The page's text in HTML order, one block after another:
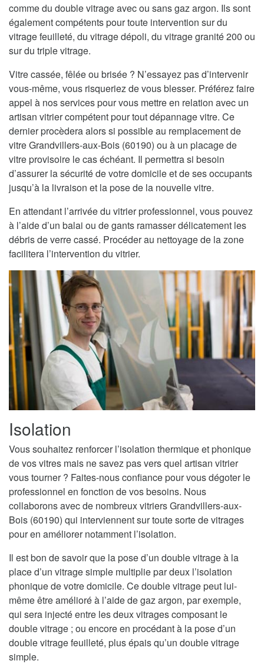
comme du double vitrage avec ou sans gaz argon. Ils sont
également compétents pour toute intervention sur du
vitrage feuilleté, du vitrage dépoli, du vitrage granité 200 ou
sur du triple vitrage.
Vitre cassée, fêlée ou brisée ? N’essayez pas d’intervenir
vous-même, vous risqueriez de vous blesser. Préférez faire
appel à nos services pour vous mettre en relation avec un
artisan vitrier compétent pour tout dépannage vitre. Ce
dernier procèdera alors si possible au remplacement de
vitre Grandvillers-aux-Bois (60190) ou à un placage de
vitre provisoire le cas échéant. Il permettra si besoin
d’assurer la sécurité de votre domicile et de ses occupants
jusqu’à la livraison et la pose de la nouvelle vitre.
En attendant l’arrivée du vitrier professionnel, vous pouvez
à l’aide d’un balai ou de gants ramasser délicatement les
débris de verre cassé. Procéder au nettoyage de la zone
facilitera l’intervention du vitrier.
Isolation
Vous souhaitez renforcer l’isolation thermique et phonique
de vos vitres mais ne savez pas vers quel artisan vitrier
vous tourner ? Faites-nous confiance pour vous dégoter le
professionnel en fonction de vos besoins. Nous
collaborons avec de nombreux vitriers Grandvillers-aux-
Bois (60190) qui interviennent sur toute sorte de vitrages
pour en améliorer notamment l’isolation.
Il est bon de savoir que la pose d’un double vitrage à la
place d’un vitrage simple multiplie par deux l’isolation
phonique de votre domicile. Ce double vitrage peut lui-
même être amélioré à l’aide de gaz argon, par exemple,
qui sera injecté entre les deux vitrages composant le
double vitrage ; ou encore en procédant à la pose d’un
double vitrage feuilleté, plus épais qu’un double vitrage
simple.